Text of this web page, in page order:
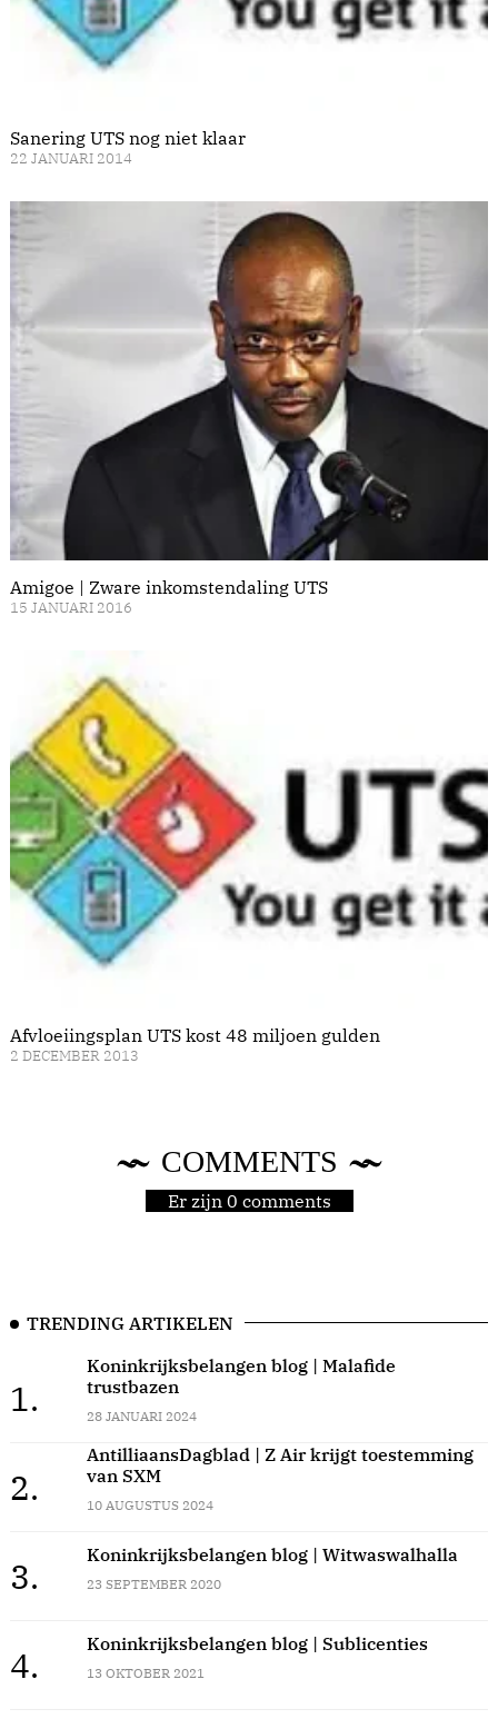
Sanering UTS nog niet klaar
22 JANUARI 2014
Amigoe | Zware inkomstendaling UTS
15 JANUARI 2016
Afvloeiingsplan UTS kost 48 miljoen gulden
2 DECEMBER 2013
COMMENTS
Er zijn 0 comments
TRENDING ARTIKELEN
1.
Koninkrijksbelangen blog | Malafide
trustbazen
28 JANUARI 2024
2.
AntilliaansDagblad | Z Air krijgt toestemming
van SXM
10 AUGUSTUS 2024
3.
Koninkrijksbelangen blog | Witwaswalhalla
23 SEPTEMBER 2020
4.
Koninkrijksbelangen blog | Sublicenties
13 OKTOBER 2021